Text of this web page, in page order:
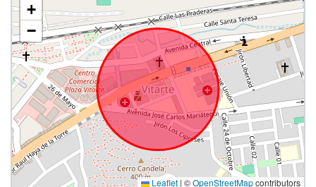
+
−
Leaflet | ©OpenStreetMapcontributors